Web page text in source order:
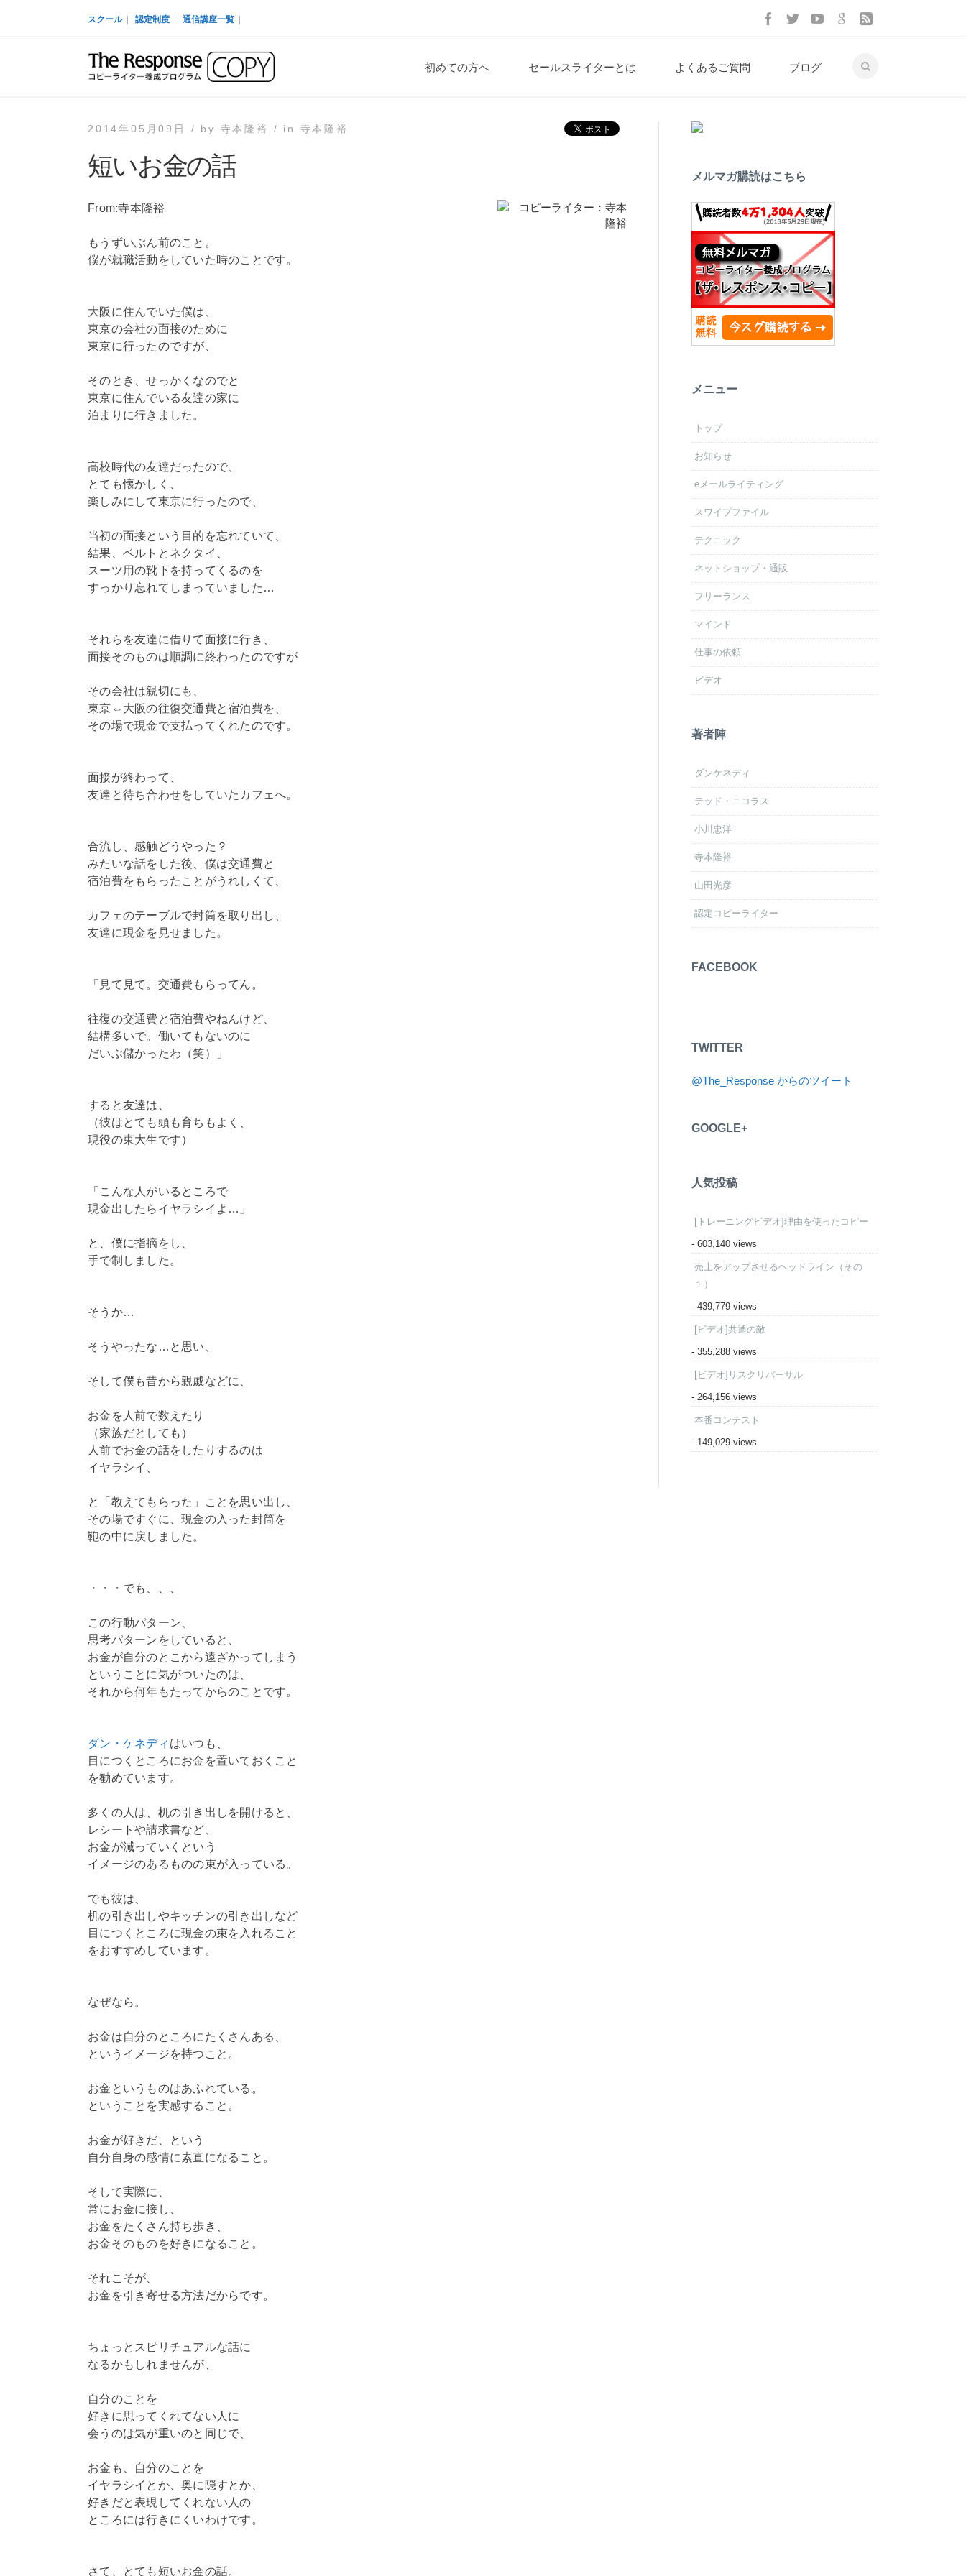
スクール 認定制度 通信講座一覧
初めての方へ セールスライターとは よくあるご質問 ブログ
2014年05月09日 / by 寺本隆裕 / in 寺本隆裕
短いお金の話
From:寺本隆裕
もうずいぶん前のこと。
僕が就職活動をしていた時のことです。
大阪に住んでいた僕は、
東京の会社の面接のために
東京に行ったのですが、
そのとき、せっかくなのでと
東京に住んでいる友達の家に
泊まりに行きました。
高校時代の友達だったので、
とても懐かしく、
楽しみにして東京に行ったので、
当初の面接という目的を忘れていて、
結果、ベルトとネクタイ、
スーツ用の靴下を持ってくるのを
すっかり忘れてしまっていました…
それらを友達に借りて面接に行き、
面接そのものは順調に終わったのですが
その会社は親切にも、
東京⇔大阪の往復交通費と宿泊費を、
その場で現金で支払ってくれたのです。
面接が終わって、
友達と待ち合わせをしていたカフェへ。
合流し、感触どうやった？
みたいな話をした後、僕は交通費と
宿泊費をもらったことがうれしくて、
カフェのテーブルで封筒を取り出し、
友達に現金を見せました。
「見て見て。交通費もらってん。
往復の交通費と宿泊費やねんけど、
結構多いで。働いてもないのに
だいぶ儲かったわ（笑）」
すると友達は、
（彼はとても頭も育ちもよく、
現役の東大生です）
「こんな人がいるところで
現金出したらイヤラシイよ…」
と、僕に指摘をし、
手で制しました。
そうか…
そうやったな…と思い、
そして僕も昔から親戚などに、
お金を人前で数えたり
（家族だとしても）
人前でお金の話をしたりするのは
イヤラシイ、
と「教えてもらった」ことを思い出し、
その場ですぐに、現金の入った封筒を
鞄の中に戻しました。
・・・でも、、、
この行動パターン、
思考パターンをしていると、
お金が自分のとこから遠ざかってしまう
ということに気がついたのは、
それから何年もたってからのことです。
ダン・ケネディ はいつも、
目につくところにお金を置いておくこと
を勧めています。
多くの人は、机の引き出しを開けると、
レシートや請求書など、
お金が減っていくという
イメージのあるものの束が入っている。
でも彼は、
机の引き出しやキッチンの引き出しなど
目につくところに現金の束を入れること
をおすすめしています。
なぜなら。
お金は自分のところにたくさんある、
というイメージを持つこと。
お金というものはあふれている。
ということを実感すること。
お金が好きだ、という
自分自身の感情に素直になること。
そして実際に、
常にお金に接し、
お金をたくさん持ち歩き、
お金そのものを好きになること。
それこそが、
お金を引き寄せる方法だからです。
ちょっとスピリチュアルな話に
なるかもしれませんが、
自分のことを
好きに思ってくれてない人に
会うのは気が重いのと同じで、
お金も、自分のことを
イヤラシイとか、奥に隠すとか、
好きだと表現してくれない人の
ところには行きにくいわけです。
さて、とても短いお金の話。
メルマガ購読はこちら
メニュー
トップ
お知らせ
eメールライティング
スワイプファイル
テクニック
ネットショップ・通販
フリーランス
マインド
仕事の依頼
ビデオ
著者陣
ダンケネディ
テッド・ニコラス
小川忠洋
寺本隆裕
山田光彦
認定コピーライター
FACEBOOK
TWITTER
@The_Response からのツイート
GOOGLE+
人気投稿
[トレーニングビデオ]理由を使ったコピー
- 603,140 views
売上をアップさせるヘッドライン（その
１）
- 439,779 views
[ビデオ]共通の敵
- 355,288 views
[ビデオ]リスクリバーサル
- 264,156 views
本番コンテスト
- 149,029 views